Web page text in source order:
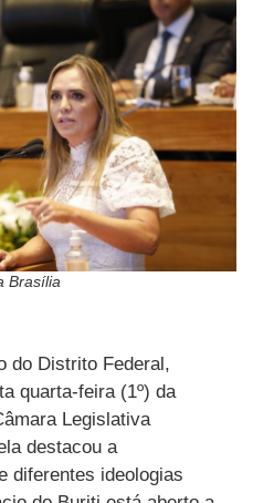
Brasília
do Distrito Federal,
quarta-feira (1º) da
Legislativa
destacou a
diferentes ideologias